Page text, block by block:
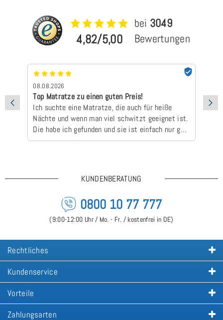
4,82/5,00
bei 3049
Bewertungen
08.08.2026
Top Matratze zu einen guten Preis!
Ich suchte eine Matratze, die auch für heiße
Nächte und wenn man viel schwitzt geeignet ist.
Die habe ich gefunden und sie ist einfach nur gut
👍🏻😃Dass die Lieferzeit länger ist, ist kein
KUNDENBERATUNG
0800 10 77 777
(9:00-12:00 Uhr / Mo. - Fr. / kostenfrei in DE)
Rechtliches
Kundenservice
Vorteile
Zahlungsarten